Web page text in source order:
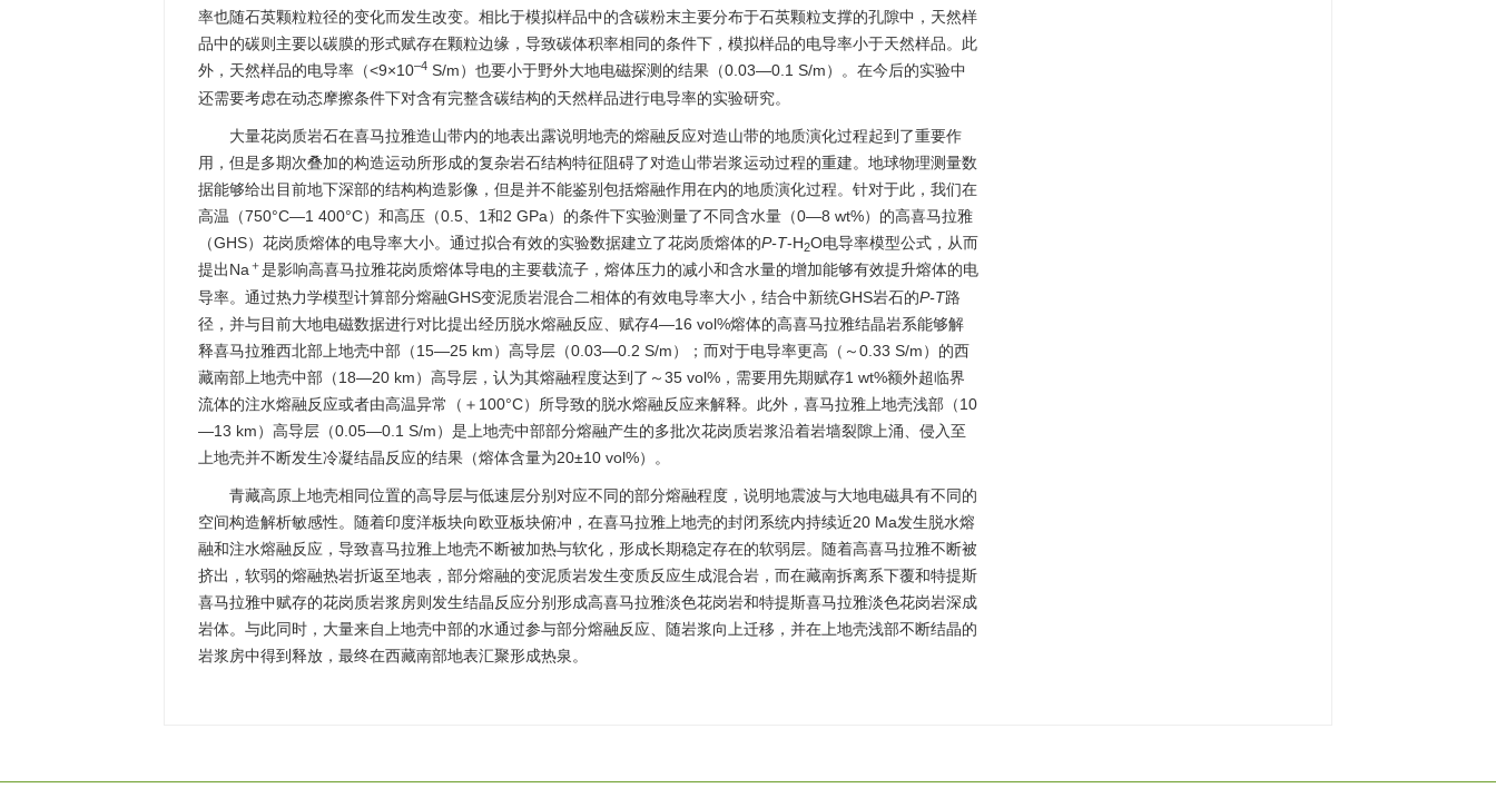
率也随石英颗粒粒径的变化而发生改变。相比于模拟样品中的含碳粉末主要分布于石英颗粒支撑的孔隙中，天然样
品中的碳则主要以碳膜的形式赋存在颗粒边缘，导致碳体积率相同的条件下，模拟样品的电导率小于天然样品。此
外，天然样品的电导率（<9×10–4 S/m）也要小于野外大地电磁探测的结果（0.03—0.1 S/m）。在今后的实验中
还需要考虑在动态摩擦条件下对含有完整含碳结构的天然样品进行电导率的实验研究。
大量花岗质岩石在喜马拉雅造山带内的地表出露说明地壳的熔融反应对造山带的地质演化过程起到了重要作
用，但是多期次叠加的构造运动所形成的复杂岩石结构特征阻碍了对造山带岩浆运动过程的重建。地球物理测量数
据能够给出目前地下深部的结构构造影像，但是并不能鉴别包括熔融作用在内的地质演化过程。针对于此，我们在
高温（750°C—1 400°C）和高压（0.5、1和2 GPa）的条件下实验测量了不同含水量（0—8 wt%）的高喜马拉雅
（GHS）花岗质熔体的电导率大小。通过拟合有效的实验数据建立了花岗质熔体的P-T-H2O电导率模型公式，从而
提出Na ＋是影响高喜马拉雅花岗质熔体导电的主要载流子，熔体压力的减小和含水量的增加能够有效提升熔体的电
导率。通过热力学模型计算部分熔融GHS变泥质岩混合二相体的有效电导率大小，结合中新统GHS岩石的P-T路
径，并与目前大地电磁数据进行对比提出经历脱水熔融反应、赋存4—16 vol%熔体的高喜马拉雅结晶岩系能够解
释喜马拉雅西北部上地壳中部（15—25 km）高导层（0.03—0.2 S/m）；而对于电导率更高（～0.33 S/m）的西
藏南部上地壳中部（18—20 km）高导层，认为其熔融程度达到了～35 vol%，需要用先期赋存1 wt%额外超临界
流体的注水熔融反应或者由高温异常（＋100°C）所导致的脱水熔融反应来解释。此外，喜马拉雅上地壳浅部（10
—13 km）高导层（0.05—0.1 S/m）是上地壳中部部分熔融产生的多批次花岗质岩浆沿着岩墙裂隙上涌、侵入至
上地壳并不断发生冷凝结晶反应的结果（熔体含量为20±10 vol%）。
青藏高原上地壳相同位置的高导层与低速层分别对应不同的部分熔融程度，说明地震波与大地电磁具有不同的
空间构造解析敏感性。随着印度洋板块向欧亚板块俯冲，在喜马拉雅上地壳的封闭系统内持续近20 Ma发生脱水熔
融和注水熔融反应，导致喜马拉雅上地壳不断被加热与软化，形成长期稳定存在的软弱层。随着高喜马拉雅不断被
挤出，软弱的熔融热岩折返至地表，部分熔融的变泥质岩发生变质反应生成混合岩，而在藏南拆离系下覆和特提斯
喜马拉雅中赋存的花岗质岩浆房则发生结晶反应分别形成高喜马拉雅淡色花岗岩和特提斯喜马拉雅淡色花岗岩深成
岩体。与此同时，大量来自上地壳中部的水通过参与部分熔融反应、随岩浆向上迁移，并在上地壳浅部不断结晶的
岩浆房中得到释放，最终在西藏南部地表汇聚形成热泉。